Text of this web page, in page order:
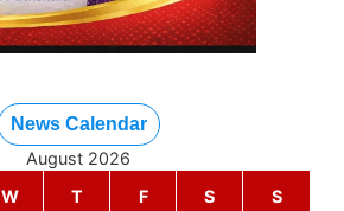
News Calendar
August 2026
W T F S S